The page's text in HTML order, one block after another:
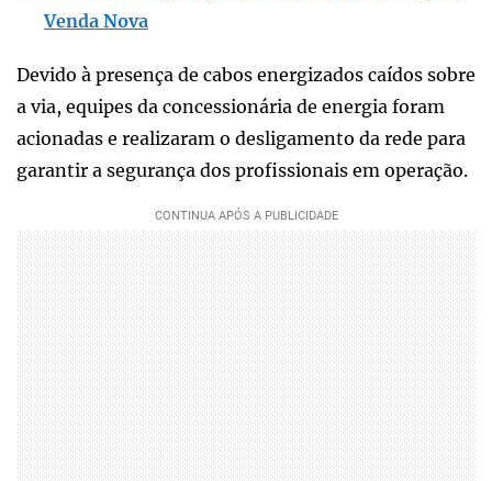
Venda Nova
Devido à presença de cabos energizados caídos sobre
a via, equipes da concessionária de energia foram
acionadas e realizaram o desligamento da rede para
garantir a segurança dos profissionais em operação.